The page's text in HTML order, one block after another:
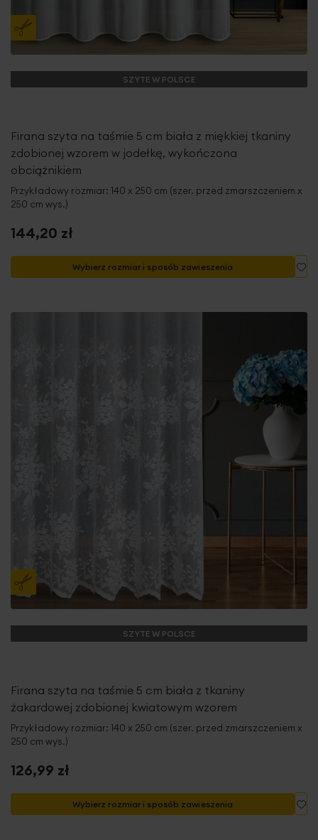
SZYTE W POLSCE
Firana szyta na taśmie 5 cm biała z miękkiej tkaniny
zdobionej wzorem w jodełkę, wykończona
obciążnikiem
Przykładowy rozmiar: 140 x 250 cm (szer. przed zmarszczeniem x
250 cm wys.)
144,20 zł
Wybierz rozmiar i sposób zawieszenia
SZYTE W POLSCE
Firana szyta na taśmie 5 cm biała z tkaniny
żakardowej zdobionej kwiatowym wzorem
Przykładowy rozmiar: 140 x 250 cm (szer. przed zmarszczeniem x
250 cm wys.)
126,99 zł
Wybierz rozmiar i sposób zawieszenia